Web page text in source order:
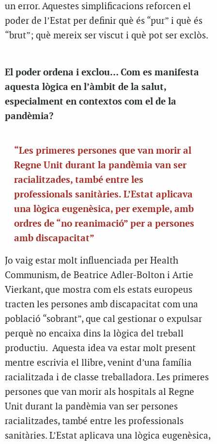
un error. Aquestes simplificacions reforcen el
poder de l’Estat per definir què és “pur” i què és
“brut”; què mereix ser viscut i què pot ser exclòs.
El poder ordena i exclou… Com es manifesta
aquesta lògica en l’àmbit de la salut,
especialment en contextos com el de la
pandèmia?
“Les primeres persones que van morir al
Regne Unit durant la pandèmia van ser
racialitzades, també entre les
professionals sanitàries. L’Estat aplicava
una lògica eugenèsica, per exemple, amb
ordres de “no reanimació” per a persones
amb discapacitat”
Jo vaig estar molt influenciada per Health
Communism, de Beatrice Adler-Bolton i Artie
Vierkant, que mostra com els estats europeus
tracten les persones amb discapacitat com una
població “sobrant”, que cal gestionar o expulsar
perquè no encaixa dins la lògica del treball
productiu. Aquesta idea va estar molt present
mentre escrivia el llibre, venint d’una família
racialitzada i de classe treballadora. Les primeres
persones que van morir als hospitals al Regne
Unit durant la pandèmia van ser persones
racialitzades, també entre les professionals
sanitàries. L’Estat aplicava una lògica eugenèsica,